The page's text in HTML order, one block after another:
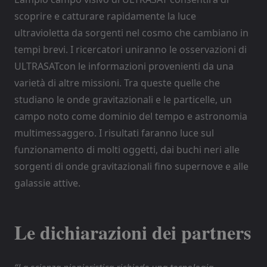
scoprire e catturare rapidamente la luce
ultravioletta da sorgenti nel cosmo che cambiano in
tempi brevi. I ricercatori uniranno le osservazioni di
ULTRASATcon le informazioni provenienti da una
varietà di altre missioni. Tra queste quelle che
studiano le onde gravitazionali e le particelle, un
campo noto come dominio del tempo e astronomia
multimessaggero. I risultati faranno luce sul
funzionamento di molti oggetti, dai buchi neri alle
sorgenti di onde gravitazionali fino supernove e alle
galassie attive.
Le dichiarazioni dei partners